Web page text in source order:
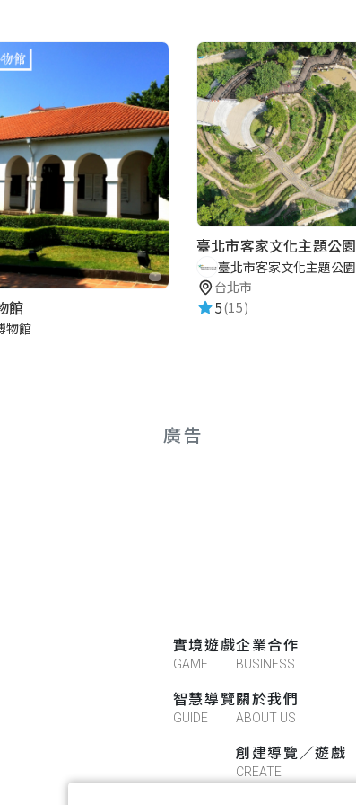
館
物館
臺北市客家文化主題公園
臺北市客家文化主題公園
台北市
5(15)
廣告
實境遊戲
GAME
智慧導覽
GUIDE
企業合作
BUSINESS
關於我們
ABOUT US
創建導覽／遊戲
CREATE